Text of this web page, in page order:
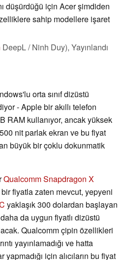
düşürdüğü için Acer şimdiden
sahip modellere işaret
DeepL / Ninh Duy), Yayınlandı
orta sınıf dizüstü
- Apple bir akıllı telefon
RAM kullanıyor, ancak yüksek
nit parlak ekran ve bu fiyat
büyük bir çoklu dokunmatik
Qualcomm Snapdragon X
fiyatla zaten mevcut, yepyeni
yaklaşık 300 dolardan başlayan
da uygun fiyatlı dizüstü
Qualcomm çipin özellikleri
yayınlamadığı ve hatta
için alıcıların bu fiyat